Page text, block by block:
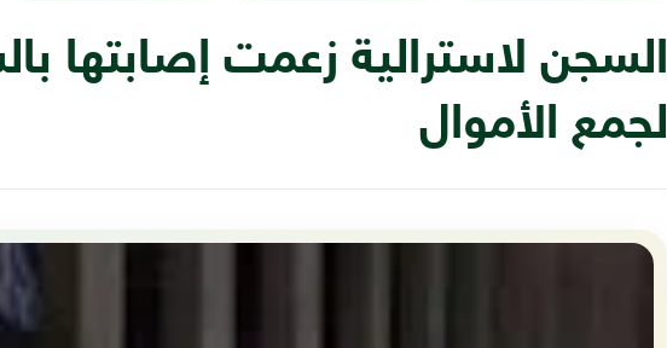
السجن لاسترالية زعمت إصابتها
لجمع الأموال